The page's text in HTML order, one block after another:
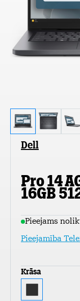
Dell
Pro 14
16GB
Pieejams
Pieejamība
Krāsa